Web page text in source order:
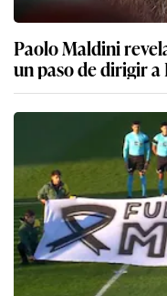
Paolo Maldini
un paso de dirigir